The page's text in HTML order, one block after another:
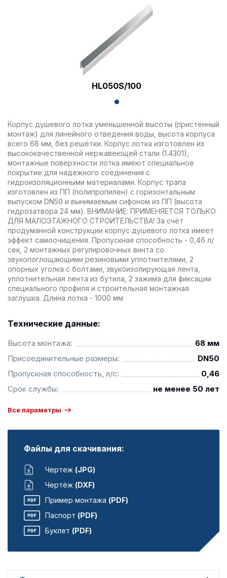
HL050S/100
Корпус душевого лотка уменьшенной высоты (пристенный
монтаж) для линейного отведения воды, высота корпуса
всего 68 мм, без решётки. Корпус лотка изготовлен из
высококачественной нержавеющей стали (1.4301),
монтажные поверхности лотка имеют специальное
покрытие для надежного соединения с
гидроизоляционными материалами. Корпус трапа
изготовлен из ПП (полипропилен) с горизонтальным
выпуском DN50 и вынимаемым сифоном из ПП (высота
гидрозатвора 24 мм). ВНИМАНИЕ: ПРИМЕНЯЕТСЯ ТОЛЬКО
ДЛЯ МАЛОЭТАЖНОГО СТРОИТЕЛЬСТВА! За счёт
продуманной конструкции корпус душевого лотка имеет
эффект самоочищения. Пропускная способность - 0,46 л/
сек, 2 монтажных регулировочных винта со
звукопоглощающими резиновыми уплотнителями, 2
опорных уголка с болтами, звукоизолирующая лента,
уплотнительная лента из бутила, 2 зажима для фиксации
специального профиля и строительная монтажная
заглушка. Длина лотка - 1000 мм
Технические данные:
Высота монтажа:
68 мм
Присоединительные размеры:
DN50
Пропускная способность, л/с:
0,46
Срок службы:
не менее 50 лет
Все параметры
Файлы для скачивания:
Чертеж (JPG)
Чертёж (DXF)
Пример монтажа (PDF)
Паспорт (PDF)
Буклет (PDF)